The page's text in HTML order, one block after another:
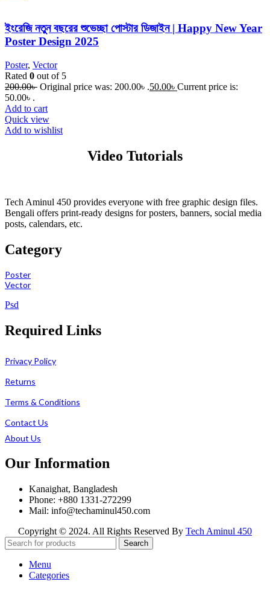
ইংরেজি নতুন বছরের শুভেচ্ছা পোস্টার ডিজাইন | Happy New Year
Poster Design 2025
Poster, Vector
Rated 0 out of 5
200.00৳ Original price was: 200.00৳ .50.00৳ Current price is:
50.00৳ .
Add to cart
Quick view
Add to wishlist
Video Tutorials
Tech Aminul 450 provides everyone with free graphic design files.
Bengali offers print-ready designs for posters, banners, social media
posts, calendars, etc.
Category
Poster
Vector
Psd
Required Links
Privacy Policy
Returns
Terms & Conditions
Contact Us
About Us
Our Information
Kanaighat, Bangladesh
Phone: +880 1331-272299
Mail: info@techaminul450.com
Copyright © 2024. All Rights Reserved By Tech Aminul 450
Search
Menu
Categories